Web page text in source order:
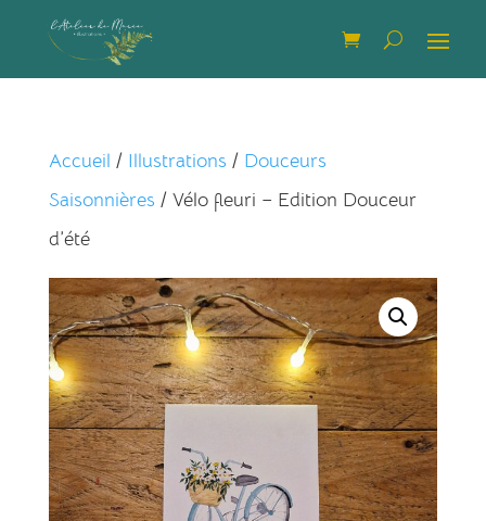
Accueil / Illustrations / Douceurs
Saisonnières / Vélo fleuri – Edition Douceur
d’été